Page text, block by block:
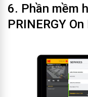
6. Phần mềm
PRINERGY